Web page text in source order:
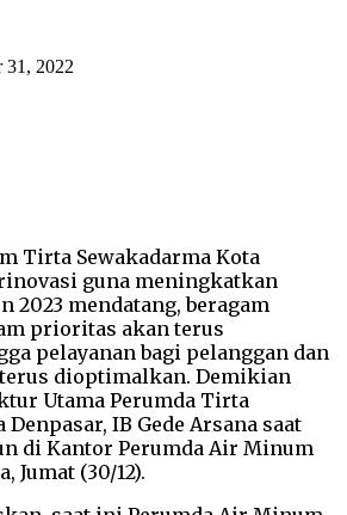
31, 2022
Tirta Sewakadarma Kota
guna meningkatkan
2023 mendatang, beragam
prioritas akan terus
pelayanan bagi pelanggan dan
dioptimalkan. Demikian
Utama Perumda Tirta
Denpasar, IB Gede Arsana saat
di Kantor Perumda Air Minum
Jumat (30/12).